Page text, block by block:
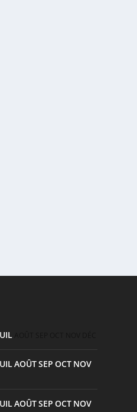
AOÛTSEP OCT NOV
AOÛTSEP OCT NOV